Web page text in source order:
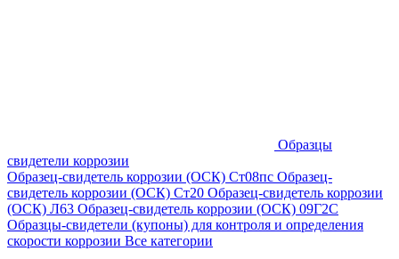
Образцы
свидетели коррозии
Образец-свидетель коррозии (ОСК) Ст08пс Образец-
свидетель коррозии (ОСК) Ст20 Образец-свидетель коррозии
(ОСК) Л63 Образец-свидетель коррозии (ОСК) 09Г2С
Образцы-свидетели (купоны) для контроля и определения
скорости коррозии Все категории